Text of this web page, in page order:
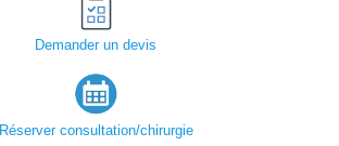
Demander un devis
Réserver consultation/chirurgie